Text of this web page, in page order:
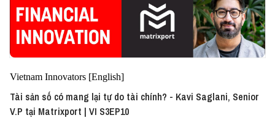
Vietnam Innovators [English]
Tài sản số có mang lại tự do tài chính? - Kavi Saglani, Senior
V.P tại Matrixport | VI S3EP10